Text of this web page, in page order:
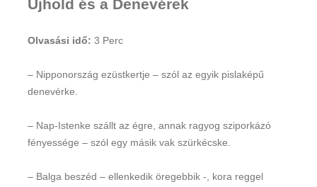
Újhold és a Denevérek
Olvasási idő: 3 Perc
– Nipponország ezüstkertje – szól az egyik pislaképű
denevérke.
– Nap-Istenke szállt az égre, annak ragyog sziporkázó
fényessége – szól egy másik vak szürkécske.
– Balga beszéd – ellenkedik öregebbik -, kora reggel